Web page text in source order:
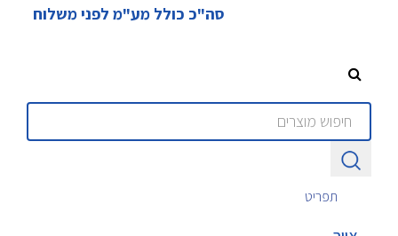
סה"כ כולל מע"מ לפני משלוח
תפריט